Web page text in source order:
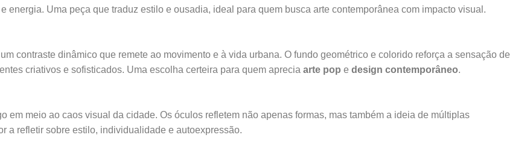
energia. Uma peça que traduz estilo e ousadia, ideal para quem busca arte contemporânea com impacto visual.
contraste dinâmico que remete ao movimento e à vida urbana. O fundo geométrico e colorido reforça a sensação de
criativos e sofisticados. Uma escolha certeira para quem aprecia arte pop e design contemporâneo.
em meio ao caos visual da cidade. Os óculos refletem não apenas formas, mas também a ideia de múltiplas
a refletir sobre estilo, individualidade e autoexpressão.